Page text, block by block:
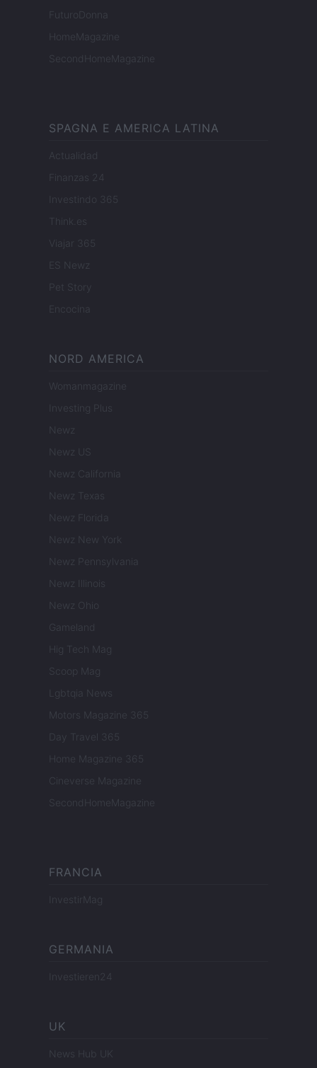
FuturoDonna
HomeMagazine
SecondHomeMagazine
SPAGNA E AMERICA LATINA
Actualidad
Finanzas 24
Investindo 365
Think.es
Viajar 365
ES Newz
Pet Story
Encocina
NORD AMERICA
Womanmagazine
Investing Plus
Newz
Newz US
Newz California
Newz Texas
Newz Florida
Newz New York
Newz Pennsylvania
Newz Illinois
Newz Ohio
Gameland
Hig Tech Mag
Scoop Mag
Lgbtqia News
Motors Magazine 365
Day Travel 365
Home Magazine 365
Cineverse Magazine
SecondHomeMagazine
FRANCIA
InvestirMag
GERMANIA
Investieren24
UK
News Hub UK